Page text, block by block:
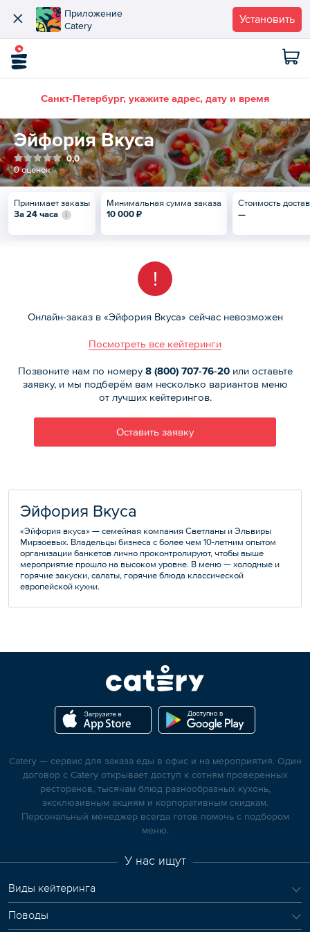
Приложение
Catery
Установить
Санкт-Петербург, укажите адрес, дату и время
Эйфория Вкуса
0,0
0 оценок
Принимает заказы
За 24 часа
Минимальная сумма заказа
10 000 ₽
Стоимость
—
!
Онлайн-заказ в «Эйфория Вкуса» сейчас невозможен
Посмотреть все кейтеринги
Позвоните нам по номеру8 (800) 707-76-20или оставьте
заявку, и мы подберём вам несколько вариантов меню
от лучших кейтерингов.
Оставить заявку
Эйфория Вкуса
«Эйфория вкуса» — семейная компания Светланы и Эльвиры
Мирзоевых. Владельцы бизнеса с более чем 10-летним опытом
организации банкетов лично проконтролируют, чтобы выше
мероприятие прошло на высоком уровне. В меню — холодные и
горячие закуски, салаты, горячие блюда классической
европейской кухни.
Catery — сервис для заказа еды в офис и на мероприятия. Один
договор с Catery открывает доступ к сотням проверенных
ресторанов, тысячам блюд разнообразных кухонь,
эксклюзивным акциям и корпоративным скидкам.
Персональный менеджер всегда готов помочь с подбором
меню.
У нас ищут
Виды кейтеринга
Поводы